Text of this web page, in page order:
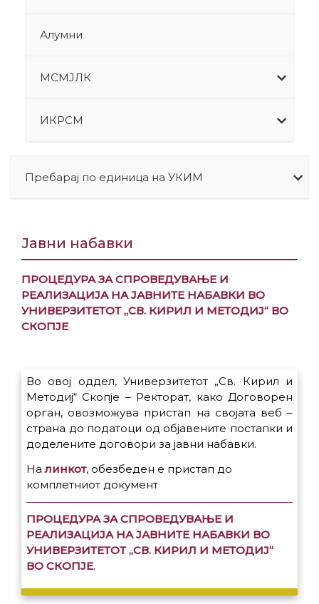
Алумни
МСМЈЛК
ИКРСМ
Пребарај по единица на УКИМ
Јавни набавки
ПРОЦЕДУРА ЗА СПРОВЕДУВАЊЕ И
РЕАЛИЗАЦИЈА НА ЈАВНИТЕ НАБАВКИ ВО
УНИВЕРЗИТЕТОТ „СВ. КИРИЛ И МЕТОДИЈ“ ВО
СКОПЈЕ
Во овој оддел, Универзитетот „Св. Кирил и
Методиј“ Скопје – Ректорат, како Договорен
орган, овозможува пристап на својата веб –
страна до податоци од објавените постапки и
доделените договори за јавни набавки.
Налинкот, обезбеден е пристап до
комплетниот документ
ПРОЦЕДУРА ЗА СПРОВЕДУВАЊЕ И
РЕАЛИЗАЦИЈА НА ЈАВНИТЕ НАБАВКИ ВО
УНИВЕРЗИТЕТОТ „СВ. КИРИЛ И МЕТОДИЈ“
ВО СКОПЈЕ.